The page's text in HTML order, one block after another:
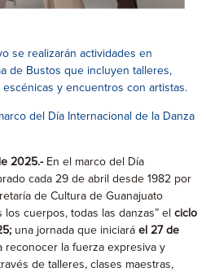
se realizarán actividades en
de Bustos que incluyen talleres,
y encuentros con artistas.
del Día Internacional de la Danza
2025.- En el marco del Día
cada 29 de abril desde 1982 por
de Cultura de Guanajuato
los cuerpos, todas las danzas” elciclo
una jornada que iniciaráel 27 de
reconocer la fuerza expresiva y
de talleres, clases maestras,